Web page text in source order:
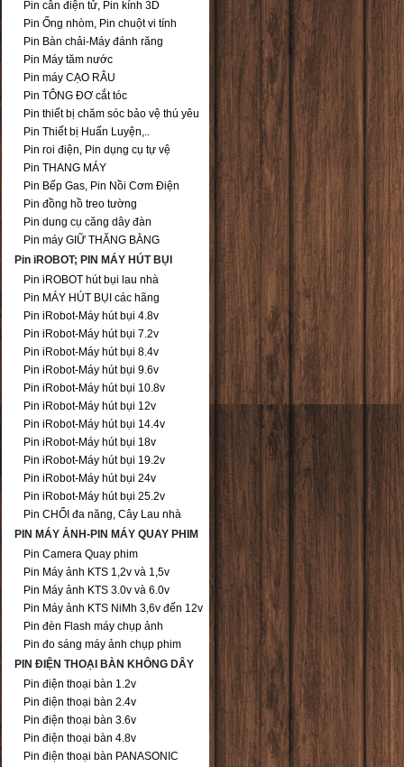
Pin cân điện tử, Pin kính 3D
Pin Ống nhòm, Pin chuột vi tính
Pin Bàn chải-Máy đánh răng
Pin Máy tăm nước
Pin máy CẠO RÂU
Pin TÔNG ĐƠ cắt tóc
Pin thiết bị chăm sóc bảo vệ thú yêu
Pin Thiết bị Huấn Luyện,..
Pin roi điện, Pin dụng cụ tự vệ
Pin THANG MÁY
Pin Bếp Gas, Pin Nồi Cơm Điện
Pin đồng hồ treo tường
Pin dung cụ căng dây đàn
Pin máy GIỮ THĂNG BẰNG
Pin iROBOT; PIN MÁY HÚT BỤI
Pin iROBOT hút bụi lau nhà
Pin MÁY HÚT BỤI các hãng
Pin iRobot-Máy hút bụi 4.8v
Pin iRobot-Máy hút bụi 7.2v
Pin iRobot-Máy hút bụi 8.4v
Pin iRobot-Máy hút bụi 9.6v
Pin iRobot-Máy hút bụi 10.8v
Pin iRobot-Máy hút bụi 12v
Pin iRobot-Máy hút bụi 14.4v
Pin iRobot-Máy hút bụi 18v
Pin iRobot-Máy hút bụi 19.2v
Pin iRobot-Máy hút bụi 24v
Pin iRobot-Máy hút bụi 25.2v
Pin CHỔI đa năng, Cây Lau nhà
PIN MÁY ẢNH-PIN MÁY QUAY PHIM
Pin Camera Quay phim
Pin Máy ảnh KTS 1,2v và 1,5v
Pin Máy ảnh KTS 3.0v và 6.0v
Pin Máy ảnh KTS NiMh 3,6v đến 12v
Pin đèn Flash máy chụp ảnh
Pin đo sáng máy ảnh chụp phim
PIN ĐIỆN THOẠI BÀN KHÔNG DÂY
Pin điện thoại bàn 1.2v
Pin điện thoại bàn 2.4v
Pin điện thoại bàn 3.6v
Pin điện thoại bàn 4.8v
Pin điện thoại bàn PANASONIC